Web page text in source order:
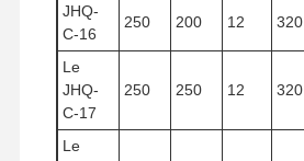
JHQ-
C-16
250 200 12 320
Le
JHQ-
C-17
250 250 12 320
Le